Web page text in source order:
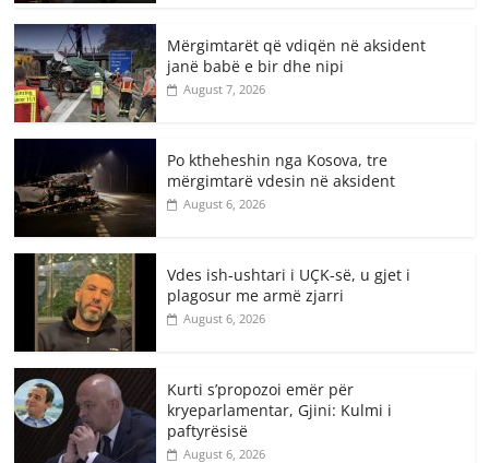
Mërgimtarët që vdiqën në aksident
janë babë e bir dhe nipi
August 7, 2026
Po ktheheshin nga Kosova, tre
mërgimtarë vdesin në aksident
August 6, 2026
Vdes ish-ushtari i UÇK-së, u gjet i
plagosur me armë zjarri
August 6, 2026
Kurti s’propozoi emër për
kryeparlamentar, Gjini: Kulmi i
paftyrësisë
August 6, 2026